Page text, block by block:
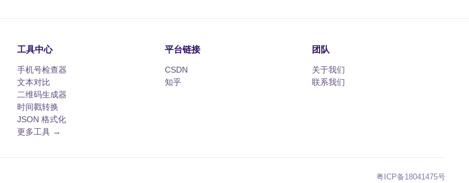
工具中心
手机号检查器
文本对比
二维码生成器
时间戳转换
JSON 格式化
更多工具 →
平台链接
CSDN
知乎
团队
关于我们
联系我们
粤ICP备18041475号